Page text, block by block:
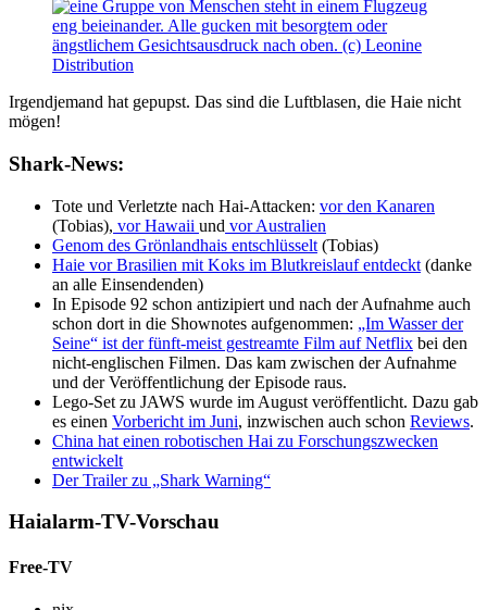
Irgendjemand hat gepupst. Das sind die Luftblasen, die Haie nicht
mögen!
Shark-News:
Tote und Verletzte nach Hai-Attacken: vor den Kanaren
(Tobias), vor Hawaii und vor Australien
Genom des Grönlandhais entschlüsselt (Tobias)
Haie vor Brasilien mit Koks im Blutkreislauf entdeckt (danke
an alle Einsendenden)
In Episode 92 schon antizipiert und nach der Aufnahme auch
schon dort in die Shownotes aufgenommen: „Im Wasser der
Seine“ ist der fünft-meist gestreamte Film auf Netflix bei den
nicht-englischen Filmen. Das kam zwischen der Aufnahme
und der Veröffentlichung der Episode raus.
Lego-Set zu JAWS wurde im August veröffentlicht. Dazu gab
es einen Vorbericht im Juni, inzwischen auch schon Reviews.
China hat einen robotischen Hai zu Forschungszwecken
entwickelt
Der Trailer zu „Shark Warning“
Haialarm-TV-Vorschau
Free-TV